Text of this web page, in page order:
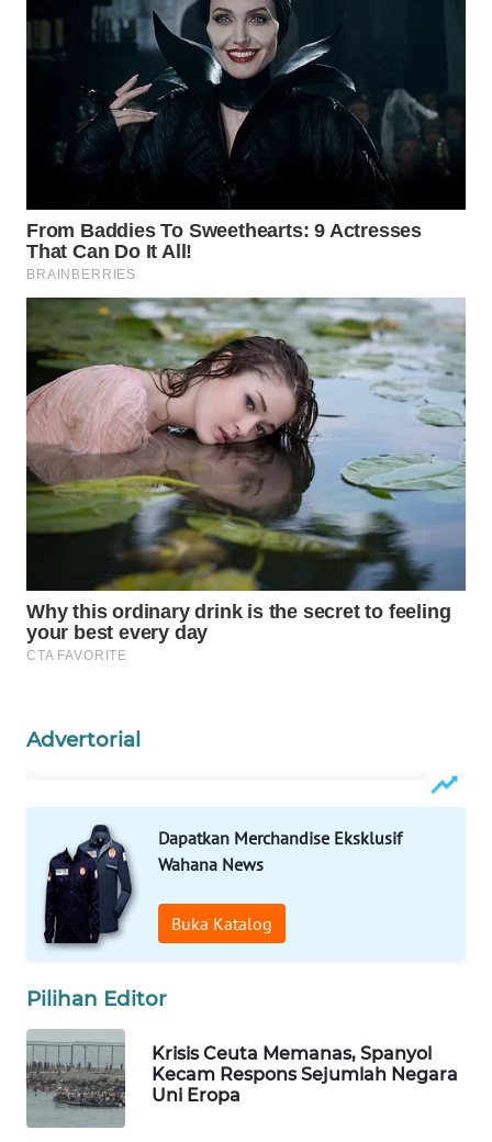
Advertorial
Dapatkan Merchandise Eksklusif
Wahana News
Buka Katalog
Pilihan Editor
Krisis Ceuta Memanas, Spanyol
Kecam Respons Sejumlah Negara
Uni Eropa
WAHANA
OTOMOTIF
WAHANA
HEALTH
WISATA
LAPAK
WAHANA
Wahana
Network
KONSUMEN
MASYARAKAT
KELISTRIKAN
WALINKI
ID
PLN
WATCH
MKLI
LPKKI
LKKI
KOPEKLIN